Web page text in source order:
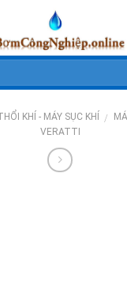
KHÍ - MÁY SỤC KHÍ /
VERATTI